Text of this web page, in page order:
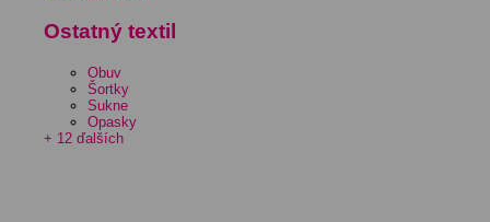
Ostatný textil
Obuv
Šortky
Sukne
Opasky
+ 12 ďalších